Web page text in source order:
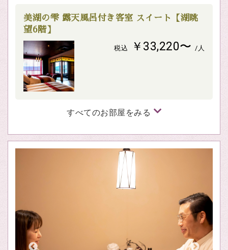
美湖の雫 露天風呂付き客室 スイート【湖眺
望6階】
税込 ￥33,220〜 /人
すべてのお部屋をみる